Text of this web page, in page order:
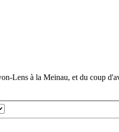
Lens à la Meinau, et du coup